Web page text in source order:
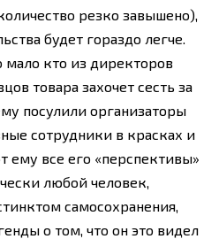
резко завышено),
будет гораздо легче.
мало кто из директоров
товара захочет сесть за
посулили организаторы
сотрудники в красках и
ему все его «перспективы»
любой человек,
самосохранения,
о том, что он это видел